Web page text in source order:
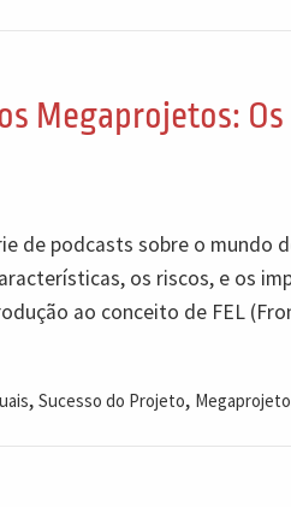
Megaprojetos:
de podcasts sobre o
os riscos, e os
ao conceito de FEL
, Sucesso do Projeto,